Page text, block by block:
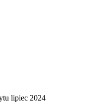
lipiec 2024